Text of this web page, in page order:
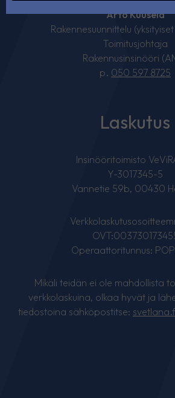
Arto Kuusela
Rakennesuunnittelu
Toimitusjohtaja
Rakennusinsinööri
p. 050 597 8725
Laskutus
Insinööritoimisto
Y-3017345-5
Vannetie 59b, 00430
Operaattoritunnus:
Mikäli teidän ei ole mahdollista
verkkolaskuina, olkaa hyvät ja
tiedostoina sähköpostitse: